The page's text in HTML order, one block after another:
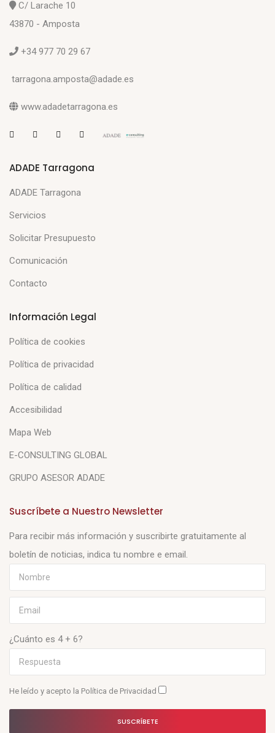
C/ Larache 10
43870 - Amposta
+34 977 70 29 67
tarragona.amposta@adade.es
www.adadetarragona.es
ADADE Tarragona
ADADE Tarragona
Servicios
Solicitar Presupuesto
Comunicación
Contacto
Información Legal
Política de cookies
Política de privacidad
Política de calidad
Accesibilidad
Mapa Web
E-CONSULTING GLOBAL
GRUPO ASESOR ADADE
Suscríbete a Nuestro Newsletter
Para recibir más información y suscribirte gratuitamente al
boletín de noticias, indica tu nombre e email.
¿Cuánto es 4 + 6?
He leído y acepto la Política de Privacidad
SUSCRÍBETE